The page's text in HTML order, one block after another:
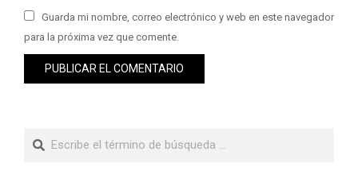
Guarda mi nombre, correo electrónico y web en este navegador
para la próxima vez que comente.